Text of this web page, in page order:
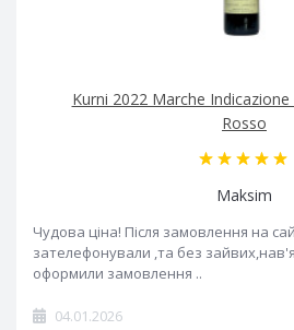
Kurni 2022 Marche
Rosso
Maksim
Чудова ціна! Після замовлення на
зателефонували ,та без
оформили замовлення ..
04.01.2026